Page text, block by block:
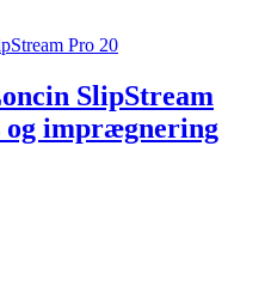
SlipStream
og imprægnering